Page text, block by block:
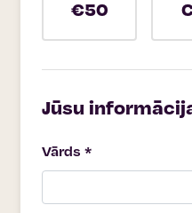
€50
Jūsu
Vārds *